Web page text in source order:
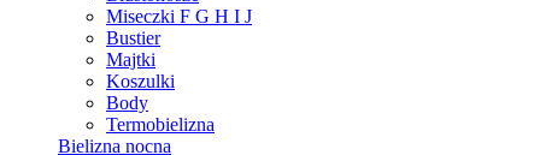
Miseczki F G H I J
Bustier
Majtki
Koszulki
Body
Termobielizna
Bielizna nocna